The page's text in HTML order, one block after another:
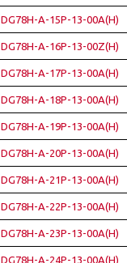
DG78H-A-15P-13-00A(H)
DG78H-A-16P-13-00Z(H)
DG78H-A-17P-13-00A(H)
DG78H-A-18P-13-00A(H)
DG78H-A-19P-13-00A(H)
DG78H-A-20P-13-00A(H)
DG78H-A-21P-13-00A(H)
DG78H-A-22P-13-00A(H)
DG78H-A-23P-13-00A(H)
DG78H-A-24P-13-00A(H)